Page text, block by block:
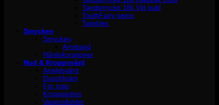
Tandsmycke 18k Vitt guld
ToothFairy gems
Twinkles
Smycken
Smycken
Armband
Hårdekorationer
Hud & Kroppsvård
Ansiktsvård
Duschkräm
För män
Kroppslotion
Vaxprodukter